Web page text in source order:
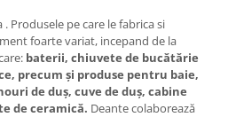
Produsele pe care le fabrica si
foarte variat, incepand de la
baterii, chiuvete de bucătărie
precum şi produse pentru baie,
de duş, cuve de duş, cabine
de ceramică. Deante colaborează